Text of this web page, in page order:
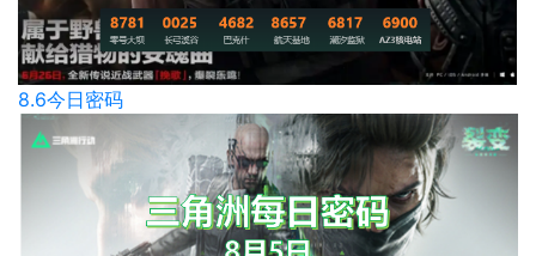
8.6今日密码